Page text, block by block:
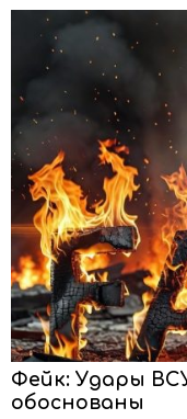
Фейк: Удары
обоснованы